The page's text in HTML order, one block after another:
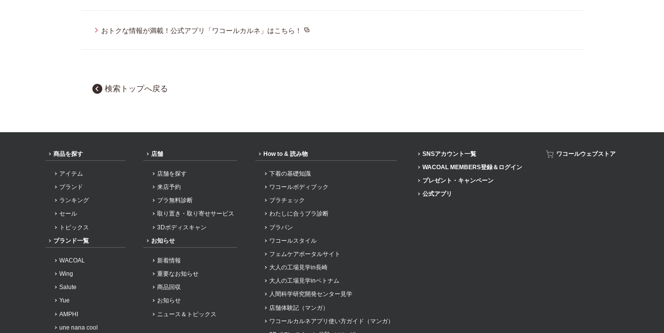
おトクな情報が満載！公式アプリ「ワコールカルネ」はこちら！
検索トップへ戻る
商品を探す
アイテム
ブランド
ランキング
セール
トピックス
ブランド一覧
WACOAL
Wing
Salute
Yue
AMPHI
une nana cool
店舗
店舗を探す
来店予約
ブラ無料診断
取り置き・取り寄せサービス
3Dボディスキャン
お知らせ
新着情報
重要なお知らせ
商品回収
お知らせ
ニュース＆トピックス
How to & 読み物
下着の基礎知識
ワコールボディブック
ブラチェック
わたしに合うブラ診断
ブラパン
ワコールスタイル
フェムケアポータルサイト
大人の工場見学in長崎
大人の工場見学inベトナム
人間科学研究開発センター見学
店舗体験記（マンガ）
ワコールカルネアプリ使い方ガイド（マンガ）
SNSアカウント一覧
WACOAL MEMBERS登録＆ログイン
プレゼント・キャンペーン
公式アプリ
ワコールウェブストア